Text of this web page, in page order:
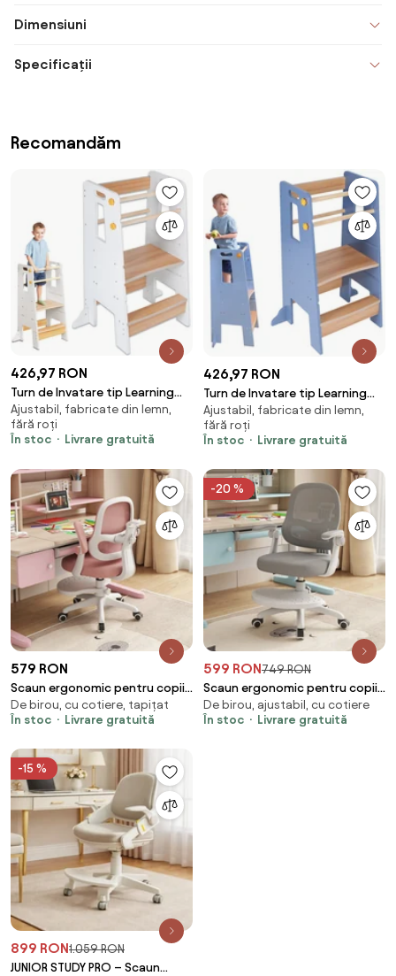
Dimensiuni
Specificații
Recomandăm
426,97 RON
Turn de Invatare tip Learning
tower pentru Copii Suporto,
Rol de Inaltator cu Treapta de
urcare reglabila antiderapanta
Ajustabil, fabricate din lemn,
fără roți
În stoc
Livrare gratuită
426,97 RON
Turn de Invatare tip Learning
tower pentru Copii Suporto,
Rol de Inaltator cu Treapta de
urcare reglabila antiderapanta
Ajustabil, fabricate din lemn,
fără roți
În stoc
Livrare gratuită
579 RON
Scaun ergonomic pentru copii,
spatar reglabil adancime,
suport picioare reglabil,
De birou, cu cotiere, tapițat
În stoc
Livrare gratuită
-20 %
599 RON749 RON
Scaun ergonomic pentru copii,
spatar reglabil adancime,
suport picioare reglabil,
De birou, ajustabil, cu cotiere
În stoc
Livrare gratuită
-15 %
899 RON1.059 RON
JUNIOR STUDY PRO – Scaun